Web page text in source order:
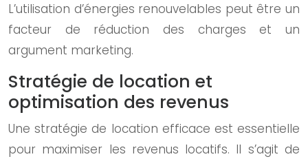
L’utilisation d’énergies renouvelables peut être un
facteur de réduction des charges et un
argument marketing.
Stratégie de location et
optimisation des revenus
Une stratégie de location efficace est essentielle
pour maximiser les revenus locatifs. Il s’agit de